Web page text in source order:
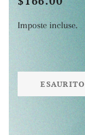
listino
Imposte incluse.
ESAURITO